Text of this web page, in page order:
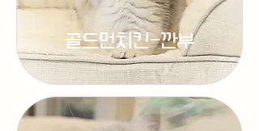
골드먼치킨-깐부